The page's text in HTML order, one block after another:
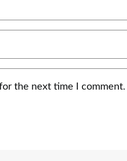
the next time I comment.